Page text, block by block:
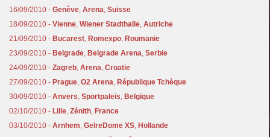
16/09/2010 -Genève,Arena,Suisse
18/09/2010 -Vienne,Wiener Stadthalle,Autriche
21/09/2010 - Bucarest, Romexpo, Roumanie
23/09/2010 - Belgrade, Belgrade Arena,Serbie
24/09/2010 -Zagreb,Arena,Croatie
27/09/2010 - Prague,O2 Arena, République Tchèque
30/09/2010 -Anvers,Sportpaleis, Belgique
02/10/2010 - Lille,Zénith, France
03/10/2010 -Arnhem,GelreDome XS, Hollande